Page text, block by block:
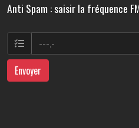
Anti Spam : saisir la fréquence
Envoyer